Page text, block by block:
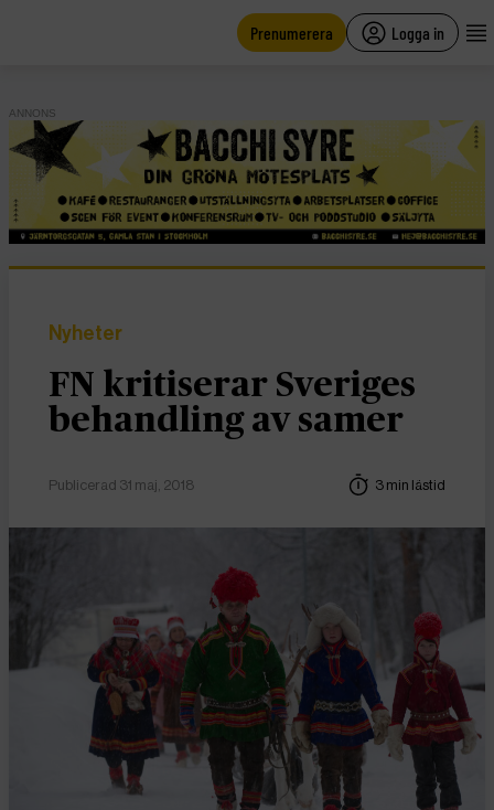
Prenumerera Logga in
ANNONS
Nyheter
FN kritiserar Sveriges
behandling av samer
Publicerad 31 maj, 2018 3 min lästid